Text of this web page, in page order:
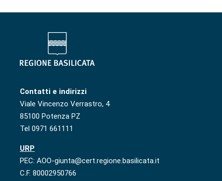
Contatti e indirizzi
Viale Vincenzo Verrastro, 4
85100 Potenza PZ
Tel 0971 661111
URP
PEC: AOO-giunta@cert.regione.basilicata.it
C.F. 80002950766